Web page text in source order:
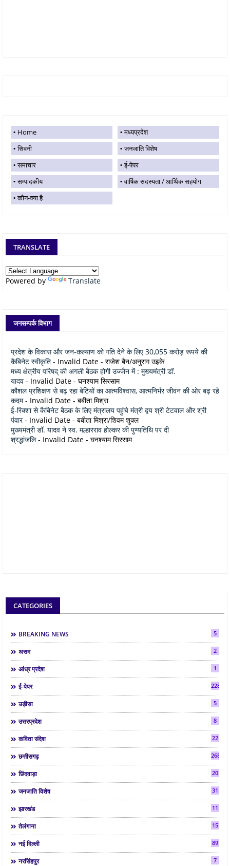
Home
मध्यप्रदेश
सिवनी
जनजाति विशेष
समाचार
ई-पेपर
सम्पादकीय
वार्षिक सदस्यता / आर्थिक सहयोग
कौन-क्या है
TRANSLATE
Powered by Translate
जनसम्पर्क विभाग
प्रदेश के विकास और जन-कल्याण को गति देने के लिए 30,055 करोड़ रूपये की
कैबिनेट स्वीकृति - Invalid Date - राजेश बैन/अनुराग उइके
मध्य क्षेत्रीय परिषद् की अगली बैठक होगी उज्जैन में : मुख्यमंत्री डॉ.
यादव - Invalid Date - घनश्याम सिरसाम
कौशल प्रशिक्षण से बढ़ रहा बेटियों का आत्मविश्वास, आत्मनिर्भर जीवन की ओर बढ़ रहे
कदम- Invalid Date - बबीता मिश्रा
ई-रिक्शा से कैबिनेट बैठक के लिए मंत्रालय पहुंचे मंत्री द्वय श्री टेटवाल और श्री
पंवार- Invalid Date - बबीता मिश्रा/शिवम शुक्ल
मुख्यमंत्री डॉ. यादव ने स्व. मल्हारराव होल्कर की पुण्यतिथि पर दी
श्रद्धांजलि- Invalid Date - घनश्याम सिरसाम
CATEGORIES
BREAKING NEWS 5
असम 2
आंध्र प्रदेश 1
ई-पेपर 2286
उड़ीसा 5
उत्तरप्रदेश 8
कविता संदेश 22
छत्तीसगढ़ 268
छिंदवाड़ा 20
जनजाति विशेष 31
झारखंड 11
तेलंगाना 15
नई दिल्ली 89
नरसिंहपुर 7